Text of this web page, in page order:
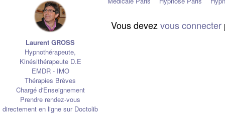
Laurent GROSS
Hypnothérapeute,
Kinésithérapeute D.E
EMDR - IMO
Thérapies Brèves
Chargé d'Enseignement
Prendre rendez-vous
directement en ligne sur Doctolib
Vous devez vous connecter